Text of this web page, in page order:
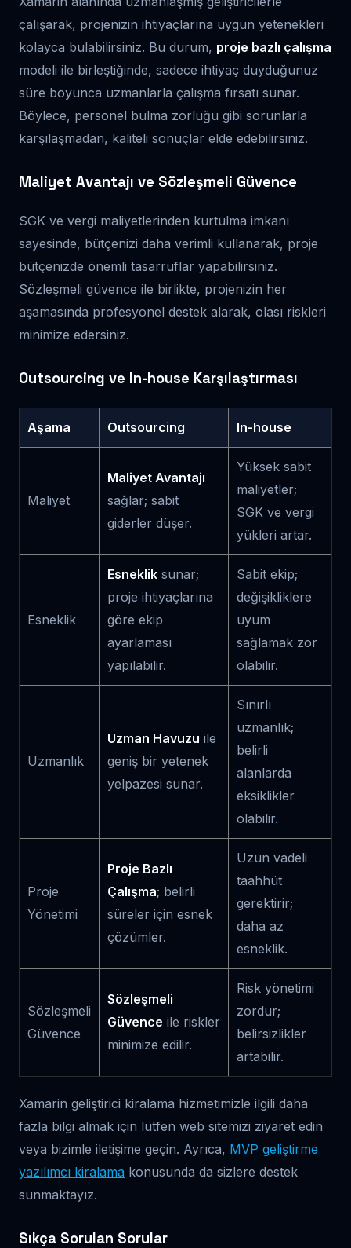
çalışarak, projenizin ihtiyaçlarına uygun yetenekleri
kolayca bulabilirsiniz. Bu durum, proje bazlı çalışma
modeli ile birleştiğinde, sadece ihtiyaç duyduğunuz
süre boyunca uzmanlarla çalışma fırsatı sunar.
Böylece, personel bulma zorluğu gibi sorunlarla
karşılaşmadan, kaliteli sonuçlar elde edebilirsiniz.
Maliyet Avantajı ve Sözleşmeli Güvence
SGK ve vergi maliyetlerinden kurtulma imkanı
sayesinde, bütçenizi daha verimli kullanarak, proje
bütçenizde önemli tasarruflar yapabilirsiniz.
Sözleşmeli güvence ile birlikte, projenizin her
aşamasında profesyonel destek alarak, olası riskleri
minimize edersiniz.
Outsourcing ve In-house Karşılaştırması
Aşama Outsourcing In-house
Maliyet
Maliyet Avantajı
sağlar; sabit
giderler düşer.
Yüksek sabit
maliyetler;
SGK ve vergi
yükleri artar.
Esneklik
Esneklik sunar;
proje ihtiyaçlarına
göre ekip
ayarlaması
yapılabilir.
Sabit ekip;
değişikliklere
uyum
sağlamak zor
olabilir.
Uzmanlık
Uzman Havuzu ile
geniş bir yetenek
yelpazesi sunar.
Sınırlı
uzmanlık;
belirli
alanlarda
eksiklikler
olabilir.
Proje
Yönetimi
Proje Bazlı
Çalışma; belirli
süreler için esnek
çözümler.
Uzun vadeli
taahhüt
gerektirir;
daha az
esneklik.
Sözleşmeli
Güvence
Sözleşmeli
Güvence ile riskler
minimize edilir.
Risk yönetimi
zordur;
belirsizlikler
artabilir.
Xamarin geliştirici kiralama hizmetimizle ilgili daha
fazla bilgi almak için lütfen web sitemizi ziyaret edin
veya bizimle iletişime geçin. Ayrıca, MVP geliştirme
yazılımcı kiralama konusunda da sizlere destek
sunmaktayız.
Sıkça Sorulan Sorular